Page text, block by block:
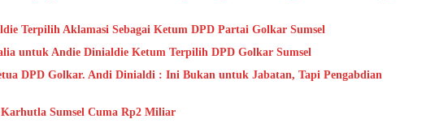
Dinialdie Terpilih Aklamasi Sebagai Ketum DPD Partai Golkar Sumsel
untuk Andie Dinialdie Ketum Terpilih DPD Golkar Sumsel
DPD Golkar. Andi Dinialdi : Ini Bukan untuk Jabatan, Tapi Pengabdian
Sumsel Cuma Rp2 Miliar